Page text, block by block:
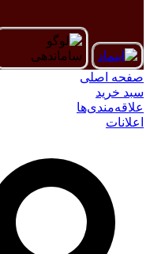
صفحه اصلی
سبد خرید
علاقه‌مندی‌ها
اعلانات